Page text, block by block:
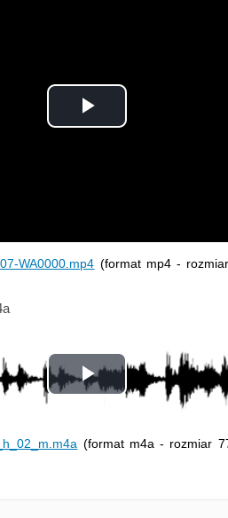
Odtwórz
WA0000.mp4 (format mp4 -
Odtwórz
wideo
(format m4a - rozmiar